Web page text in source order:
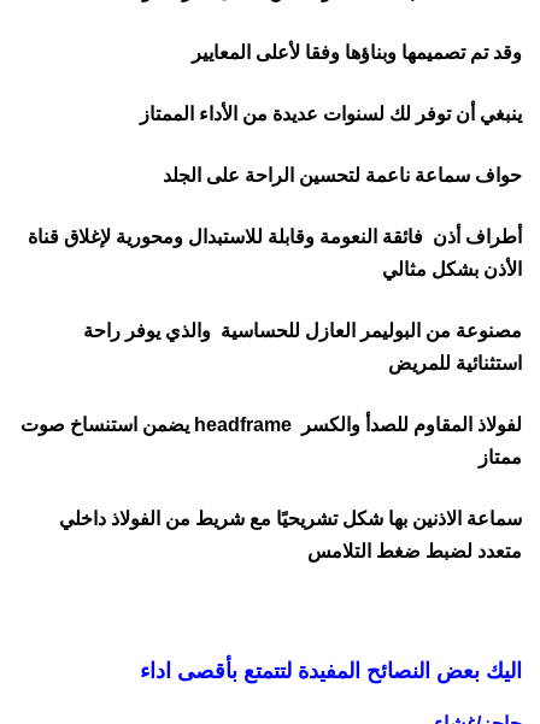
وقد تم تصميمها وبناؤها وفقا لأعلى المعايير
ينبغي أن توفر لك لسنوات عديدة من الأداء الممتاز
حواف سماعة ناعمة لتحسين الراحة على الجلد
أطراف أذن فائقة النعومة وقابلة للاستبدال ومحورية لإغلاق قناة
الأذن بشكل مثالي
مصنوعة من البوليمر العازل للحساسية والذي يوفر راحة
استثنائية للمريض
لفولاذ المقاوم للصدأ والكسر headframe يضمن استنساخ صوت
ممتاز
سماعة الاذنين بها شكل تشريحيًا مع شريط من الفولاذ داخلي
متعدد لضبط ضغط التلامس
اليك بعض النصائح المفيدة لتتمتع بأقصى اداء